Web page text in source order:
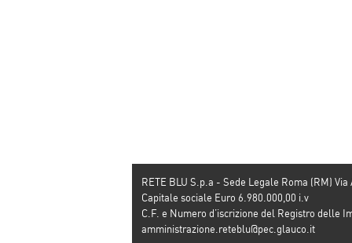
RETE BLU S.p.a - Sede Legale Roma (RM)
Capitale sociale Euro 6.980.000,00 i.v
C.F. e Numero d’iscrizione del Registro delle
amministrazione.reteblu@pec.glauco.it